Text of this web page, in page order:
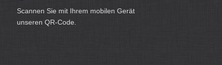
Scannen Sie mit Ihrem mobilen Gerät
unseren QR-Code.